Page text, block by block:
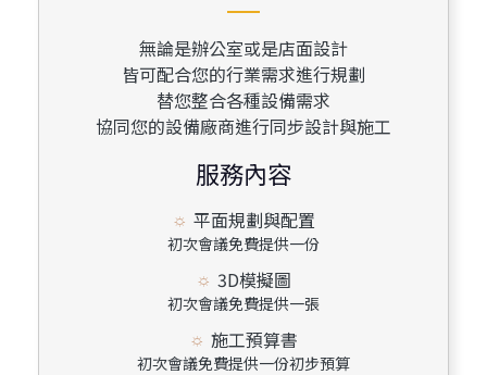
無論是辦公室或是店面設計
皆可配合您的行業需求進行規劃
替您整合各種設備需求
協同您的設備廠商進行同步設計與施工
服務內容
平面規劃與配置
初次會議免費提供一份
3D模擬圖
初次會議免費提供一張
施工預算書
初次會議免費提供一份初步預算